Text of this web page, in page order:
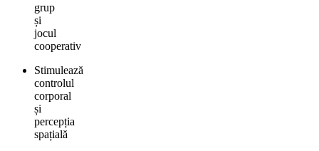
grup
și
jocul
cooperativ
Stimulează
controlul
corporal
și
percepția
spațială